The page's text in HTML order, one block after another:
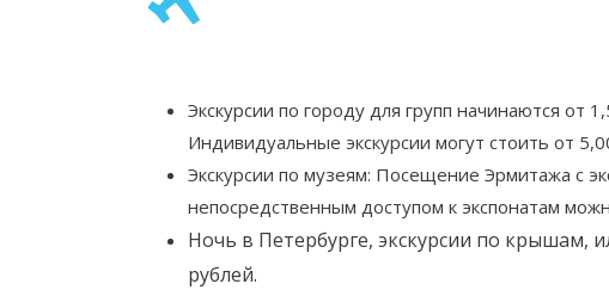
Экскурсии по городу для групп начинаются от
Индивидуальные экскурсии могут стоить от
Экскурсии по музеям: Посещение Эрмитажа с
непосредственным доступом к экспонатам
Ночь в Петербурге, экскурсии по крышам,
рублей.